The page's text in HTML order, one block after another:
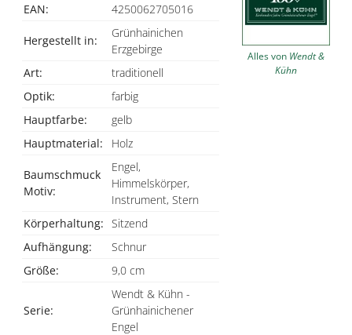
EAN:
4250062705016
Hergestellt in:
Grünhainichen
Erzgebirge
Art:
traditionell
Optik:
farbig
Hauptfarbe:
gelb
Hauptmaterial:
Holz
Baumschmuck
Motiv:
Engel,
Himmelskörper,
Instrument, Stern
Körperhaltung:
Sitzend
Aufhängung:
Schnur
Größe:
9,0 cm
Serie:
Wendt & Kühn -
Grünhainichener
Engel
Alles von Wendt &
Kühn